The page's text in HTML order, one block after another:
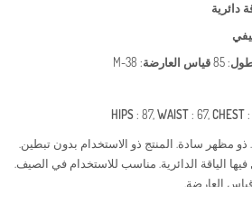
دائرية
: 85 قياس العارضة: M-38
HIPS: 87,WAIST: 67,CHEST
مظهر سادة. المنتج ذو الاستخدام بدون تبطين.
فيها الياقة الدائرية. مناسب للاستخدام في الصيف.
العارضة.
والحداثة، وهي قطعة أساسية في خزانة ملابس